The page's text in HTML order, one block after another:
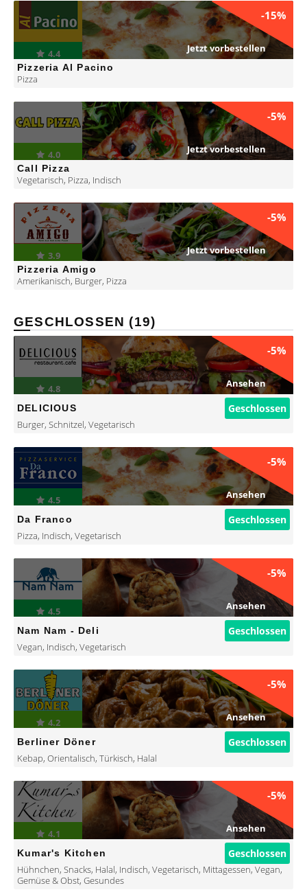
-15%
Jetzt vorbestellen
4.4
Pizzeria Al Pacino
Pizza
-5%
Jetzt vorbestellen
4.0
Call Pizza
Vegetarisch, Pizza, Indisch
-5%
Jetzt vorbestellen
3.9
Pizzeria Amigo
Amerikanisch, Burger, Pizza
GESCHLOSSEN (19)
-5%
Ansehen
4.8
DELICIOUS Geschlossen
Burger, Schnitzel, Vegetarisch
-5%
Ansehen
4.5
Da Franco Geschlossen
Pizza, Indisch, Vegetarisch
-5%
Ansehen
4.5
Nam Nam - Deli Geschlossen
Vegan, Indisch, Vegetarisch
-5%
Ansehen
4.2
Berliner Döner Geschlossen
Kebap, Orientalisch, Türkisch, Halal
-5%
Ansehen
4.1
Kumar's Kitchen Geschlossen
Hühnchen, Snacks, Halal, Indisch, Vegetarisch, Mittagessen, Vegan,
Gemüse & Obst, Gesundes